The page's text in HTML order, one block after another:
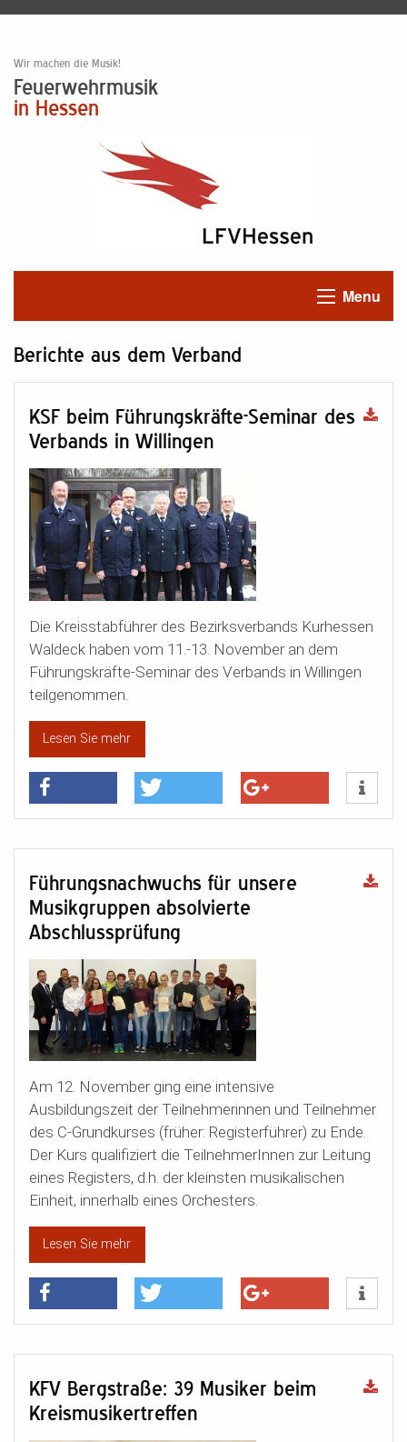
Wir machen die Musik!
Feuerwehrmusik
in Hessen
Menu
Berichte aus dem Verband
KSF beim Führungskräfte-Seminar des
Verbands in Willingen
Die Kreisstabführer des Bezirksverbands Kurhessen
Waldeck haben vom 11.-13. November an dem
Führungskräfte-Seminar des Verbands in Willingen
teilgenommen.
Lesen Sie mehr
Führungsnachwuchs für unsere
Musikgruppen absolvierte
Abschlussprüfung
Am 12. November ging eine intensive
Ausbildungszeit der Teilnehmerinnen und Teilnehmer
des C-Grundkurses (früher: Registerführer) zu Ende.
Der Kurs qualifiziert die TeilnehmerInnen zur Leitung
eines Registers, d.h. der kleinsten musikalischen
Einheit, innerhalb eines Orchesters.
Lesen Sie mehr
KFV Bergstraße: 39 Musiker beim
Kreismusikertreffen